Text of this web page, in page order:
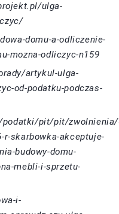
ulga-
domu-a-odliczenie-
mozna-odliczyc-n159
artykul-ulga-
od-podatku-podczas-
pit/pit/zwolnienia/
r-skarbowka-akceptuje-
budowy-domu-
mebli-i-sprzetu-
i-